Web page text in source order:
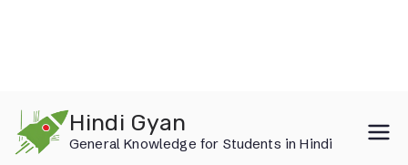
content
Hindi Gyan
General Knowledge for Students in Hindi